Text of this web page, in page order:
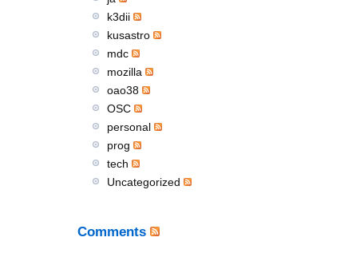
k3dii
kusastro
mdc
mozilla
oao38
OSC
personal
prog
tech
Uncategorized
Comments